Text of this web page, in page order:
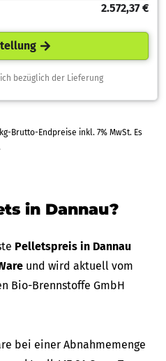
2.572,37 €
bezüglich der Lieferung
Endpreise inkl. 7% MwSt. Es
in Dannau?
Pelletspreis in Dannau
und wird aktuell vom
Bio-Brennstoffe GmbH
bei einer Abnahmemenge